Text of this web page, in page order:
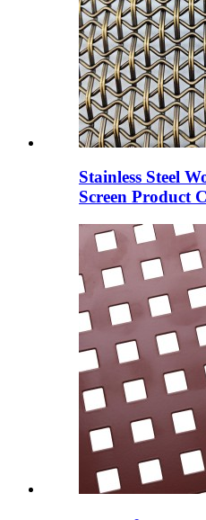
Stainless Steel
Screen Product